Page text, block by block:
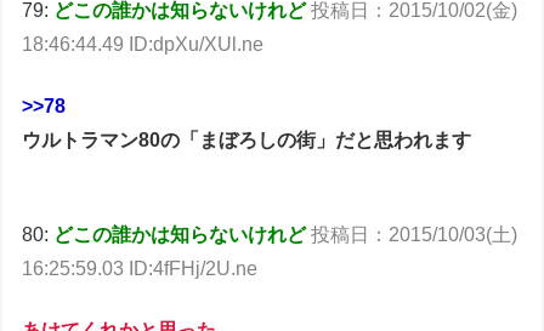
79: どこの誰かは知らないけれど 投稿日：2015/10/02(金)
18:46:44.49 ID:dpXu/XUl.ne
>>78
ウルトラマン80の「まぼろしの街」だと思われます
80: どこの誰かは知らないけれど 投稿日：2015/10/03(土)
16:25:59.03 ID:4fFHj/2U.ne